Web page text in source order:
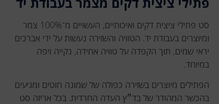
סט פתילי ציצית דקים ואיכותיים, העשויים מ־100% צמר
ומיוצרים בעבודת יד. הטוויה והשזירה נעשות על ידי אברכים
יראי שמים, תוך הקפדה על טוויה אחידה, נקייה ויפה
במיוחד.
הפתילים מיוצרים בשזירה כפולה של שמונה חוטים ומגיעים
בהכשר המהודר של בד״ץ העדה החרדית. בכל אריזה סט